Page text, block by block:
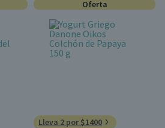
Oferta
Lleva 2 por $1400